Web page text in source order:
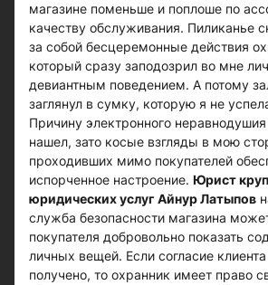
магазине поменьше и поплоше по
качеству обслуживания. Пиликанье
за собой бесцеремонные действия
который сразу заподозрил во мне
девиантным поведением. А потому
заглянул в сумку, которую я не
Причину электронного
нашел, зато косые взгляды в мою
проходивших мимо покупателей
испорченное настроение. Юрист
юридических услуг Айнур Латыпов
служба безопасности магазина
покупателя добровольно показать
личных вещей. Если согласие
получено, то охранник имеет право